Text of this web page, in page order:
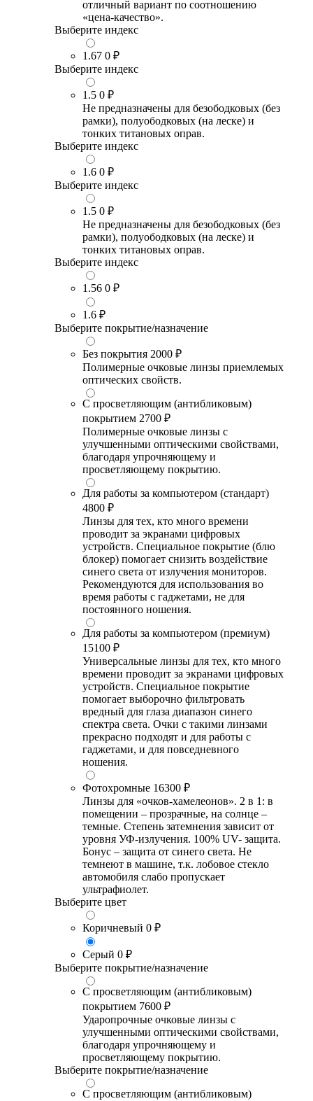
отличный вариант по соотношению
«цена-качество».
Выберите индекс
1.67 0 ₽
Выберите индекс
1.5 0 ₽
Не предназначены для безободковых (без
рамки), полуободковых (на леске) и
тонких титановых оправ.
Выберите индекс
1.6 0 ₽
Выберите индекс
1.5 0 ₽
Не предназначены для безободковых (без
рамки), полуободковых (на леске) и
тонких титановых оправ.
Выберите индекс
1.56 0 ₽
1.6 ₽
Выберите покрытие/назначение
Без покрытия 2000 ₽
Полимерные очковые линзы приемлемых
оптических свойств.
С просветляющим (антибликовым)
покрытием 2700 ₽
Полимерные очковые линзы с
улучшенными оптическими свойствами,
благодаря упрочняющему и
просветляющему покрытию.
Для работы за компьютером (стандарт)
4800 ₽
Линзы для тех, кто много времени
проводит за экранами цифровых
устройств. Специальное покрытие (блю
блокер) помогает снизить воздействие
синего света от излучения мониторов.
Рекомендуются для использования во
время работы с гаджетами, не для
постоянного ношения.
Для работы за компьютером (премиум)
15100 ₽
Универсальные линзы для тех, кто много
времени проводит за экранами цифровых
устройств. Специальное покрытие
помогает выборочно фильтровать
вредный для глаза диапазон синего
спектра света. Очки с такими линзами
прекрасно подходят и для работы с
гаджетами, и для повседневного
ношения.
Фотохромные 16300 ₽
Линзы для «очков-хамелеонов». 2 в 1: в
помещении – прозрачные, на солнце –
темные. Степень затемнения зависит от
уровня УФ-излучения. 100% UV- защита.
Бонус – защита от синего света. Не
темнеют в машине, т.к. лобовое стекло
автомобиля слабо пропускает
ультрафиолет.
Выберите цвет
Коричневый 0 ₽
Серый 0 ₽
Выберите покрытие/назначение
С просветляющим (антибликовым)
покрытием 7600 ₽
Ударопрочные очковые линзы с
улучшенными оптическими свойствами,
благодаря упрочняющему и
просветляющему покрытию.
Выберите покрытие/назначение
С просветляющим (антибликовым)